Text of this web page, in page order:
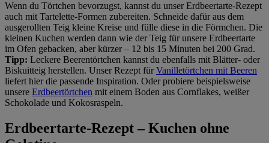
Wenn du Törtchen bevorzugst, kannst du unser Erdbeertarte-Rezept
auch mit Tartelette-Formen zubereiten. Schneide dafür aus dem
ausgerollten Teig kleine Kreise und fülle diese in die Förmchen. Die
kleinen Kuchen werden dann wie der Teig für unsere Erdbeertarte
im Ofen gebacken, aber kürzer – 12 bis 15 Minuten bei 200 Grad.
Tipp: Leckere Beerentörtchen kannst du ebenfalls mit Blätter- oder
Biskuitteig herstellen. Unser Rezept fürVanilletörtchen mit Beeren
liefert hier die passende Inspiration. Oder probiere beispielsweise
unsere Erdbeertörtchen mit einem Boden aus Cornflakes, weißer
Schokolade und Kokosraspeln.
Erdbeertarte-Rezept – Kuchen ohne